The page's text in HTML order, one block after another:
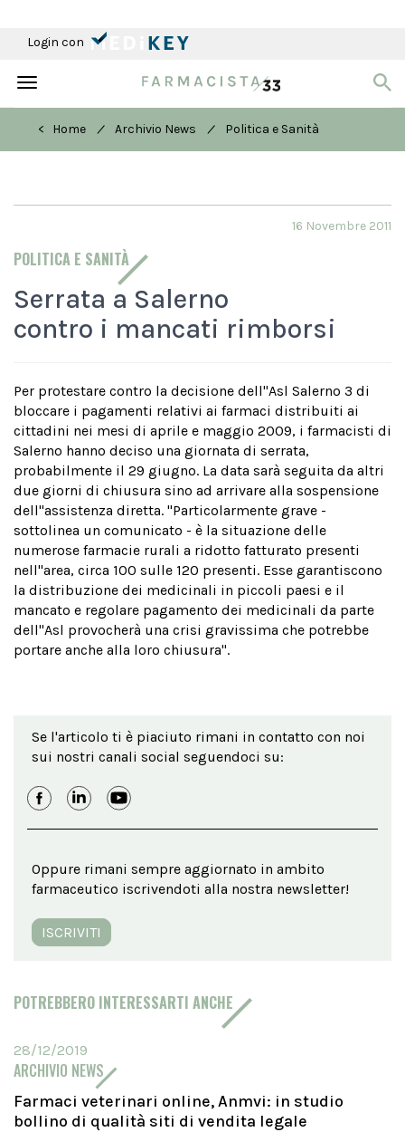
Login con
Toggle
< Home
/ Archivio News / Politica e Sanità
POLITICA E SANITÀ
16 Novembre 2011
Serrata a Salerno
contro i mancati rimborsi
Per protestare contro la decisione dell''Asl Salerno 3 di
bloccare i pagamenti relativi ai farmaci distribuiti ai
cittadini nei mesi di aprile e maggio 2009, i farmacisti di
Salerno hanno deciso una giornata di serrata,
probabilmente il 29 giugno. La data sarà seguita da altri
due giorni di chiusura sino ad arrivare alla sospensione
dell''assistenza diretta. "Particolarmente grave -
sottolinea un comunicato - è la situazione delle
numerose farmacie rurali a ridotto fatturato presenti
nell''area, circa 100 sulle 120 presenti. Esse garantiscono
la distribuzione dei medicinali in piccoli paesi e il
mancato e regolare pagamento dei medicinali da parte
dell''Asl provocherà una crisi gravissima che potrebbe
portare anche alla loro chiusura".
Se l'articolo ti è piaciuto rimani in contatto con noi
sui nostri canali social seguendoci su:
Oppure rimani sempre aggiornato in ambito
farmaceutico iscrivendoti alla nostra newsletter!
ISCRIVITI
POTREBBERO INTERESSARTI ANCHE
28/12/2019
ARCHIVIO NEWS
Farmaci veterinari online, Anmvi: in studio
bollino di qualità siti di vendita legale